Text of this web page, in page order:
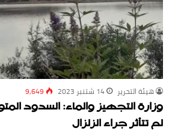
‏هيئة ‏التحرير 14 شتنبر 2023 9,649
وزارة التجهيز والماء: السدود
لم تتأثر جراء الزلزال